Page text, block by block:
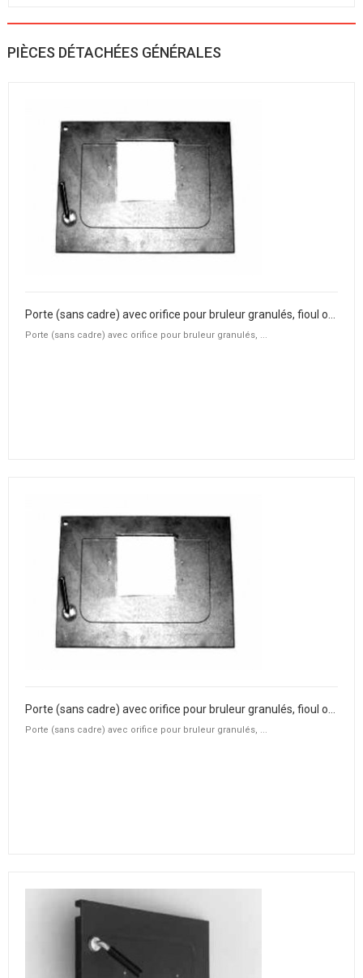
PIÈCES DÉTACHÉES GÉNÉRALES
Porte (sans cadre) avec orifice pour bruleur granulés, ...
Porte (sans cadre) avec orifice pour bruleur granulés, ...